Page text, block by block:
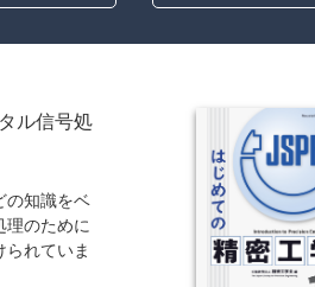
オペレーションズ・リサーチ
要求仕様
ミュレーション 生物
金融 辞典・
ル信号処
の知識をベ
理のために
られていま